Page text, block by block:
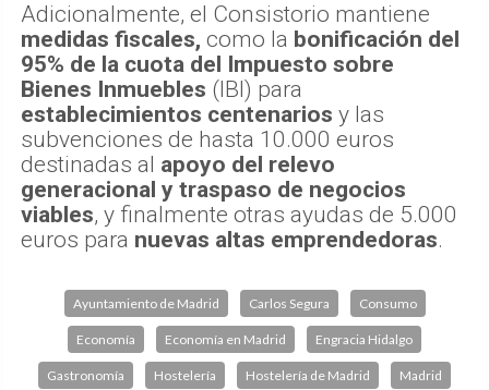
Adicionalmente, el Consistorio mantiene
medidas fiscales, como la bonificación del
95% de la cuota del Impuesto sobre
Bienes Inmuebles (IBI) para
establecimientos centenarios y las
subvenciones de hasta 10.000 euros
destinadas al apoyo del relevo
generacional y traspaso de negocios
viables, y finalmente otras ayudas de 5.000
euros para nuevas altas emprendedoras.
Ayuntamiento de Madrid Carlos Segura Consumo
Economía Economía en Madrid Engracia Hidalgo
Gastronomía Hostelería Hostelería de Madrid Madrid